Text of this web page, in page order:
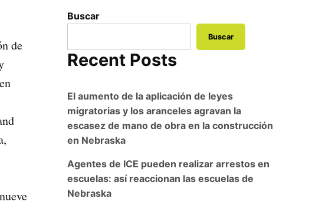
de
Buscar
Buscar
Recent Posts
El aumento de la aplicación de leyes
migratorias y los aranceles agravan la
escasez de mano de obra en la construcción
en Nebraska
Agentes de ICE pueden realizar arrestos en
escuelas: así reaccionan las escuelas de
Nebraska